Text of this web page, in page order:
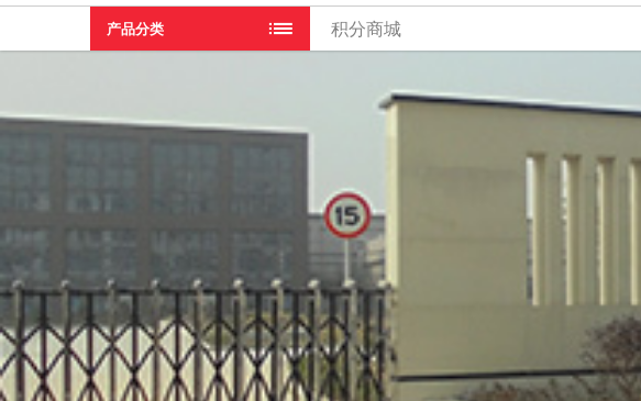
产品分类
积分商城
当前位置： 线束厂家 >孝感矢崎汽车部件有限公司